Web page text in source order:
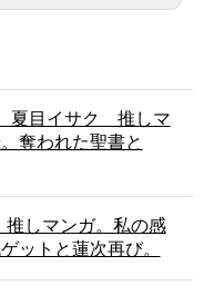
夏目イサク 推しマ
奪われた聖書と
しマンガ。私の感
ットと蓮次再び。